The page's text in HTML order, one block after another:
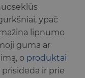
ypač
lipnumo
guma ar
o produktai
prisideda ir prie